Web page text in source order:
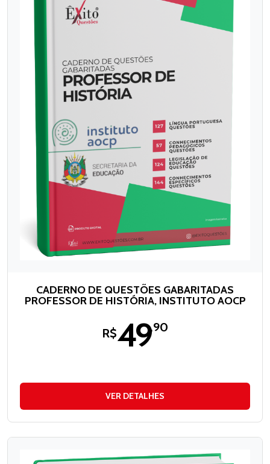
CADERNO DE QUESTÕES GABARITADAS
PROFESSOR DE HISTÓRIA, INSTITUTO AOCP
R$49,90
VER DETALHES